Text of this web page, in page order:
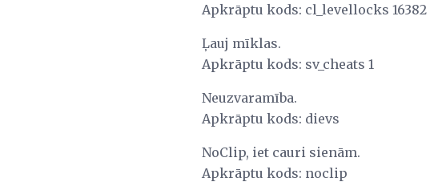
Apkrāptu kods: cl_levellocks 16382
Ļauj mīklas.
Apkrāptu kods: sv_cheats 1
Neuzvaramība.
Apkrāptu kods: dievs
NoClip, iet cauri sienām.
Apkrāptu kods: noclip